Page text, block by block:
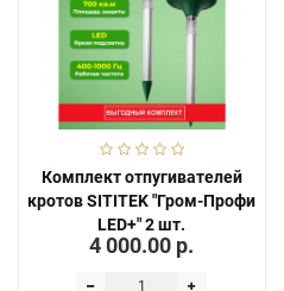
Комплект отпугивателей
кротов SITITEK "Гром-Профи
LED+" 2 шт.
4 000.00 р.